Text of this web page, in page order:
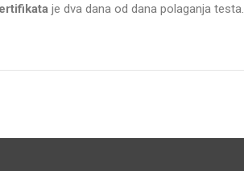
je dva dana od dana polaganja testa.